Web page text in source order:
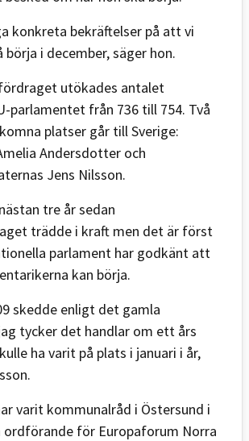
konkreta bekräftelser på att vi
i december, säger hon.
utökades antalet
parlamentet från 736 till 754. Två
platser går till Sverige:
Andersdotter och
Jens Nilsson.
nästan tre år sedan
trädde i kraft men det är först
parlament har godkänt att
kan börja.
skedde enligt det gamla
tycker det handlar om ett års
ha varit på plats i januari i år,
varit kommunalråd i Östersund i
ordförande för Europaforum Norra